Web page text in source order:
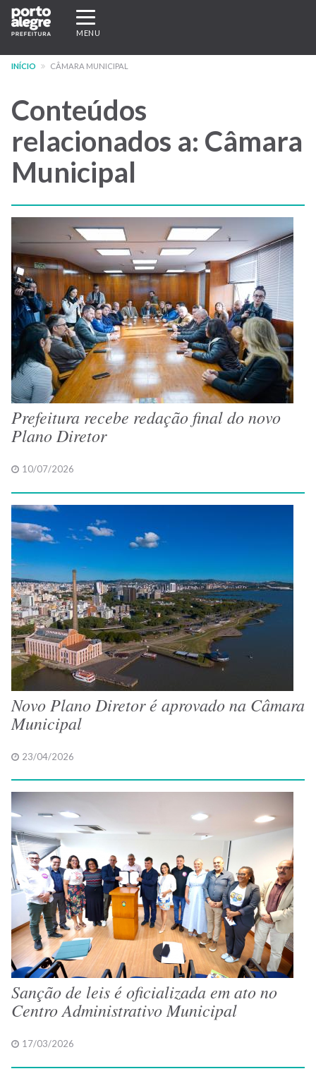
Pular
para
conteúdo
Expandir/recolher
navegação
MENU
INÍCIO CÂMARA MUNICIPAL
Conteúdos
relacionados a: Câmara
Municipal
Prefeitura recebe redação final do novo
Plano Diretor
10/07/2026
Novo Plano Diretor é aprovado na Câmara
Municipal
23/04/2026
Sanção de leis é oficializada em ato no
Centro Administrativo Municipal
17/03/2026